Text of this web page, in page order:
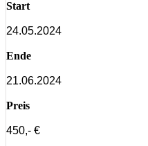
Start
24.05.2024
Ende
21.06.2024
Preis
450,- €